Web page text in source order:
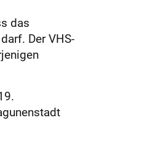
das
Der VHS-